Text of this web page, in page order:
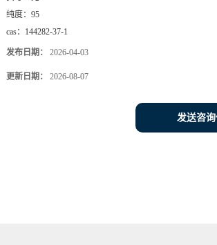
纯度： 95
cas： 144282-37-1
发布日期： 2026-04-03
更新日期： 2026-08-07
发送咨